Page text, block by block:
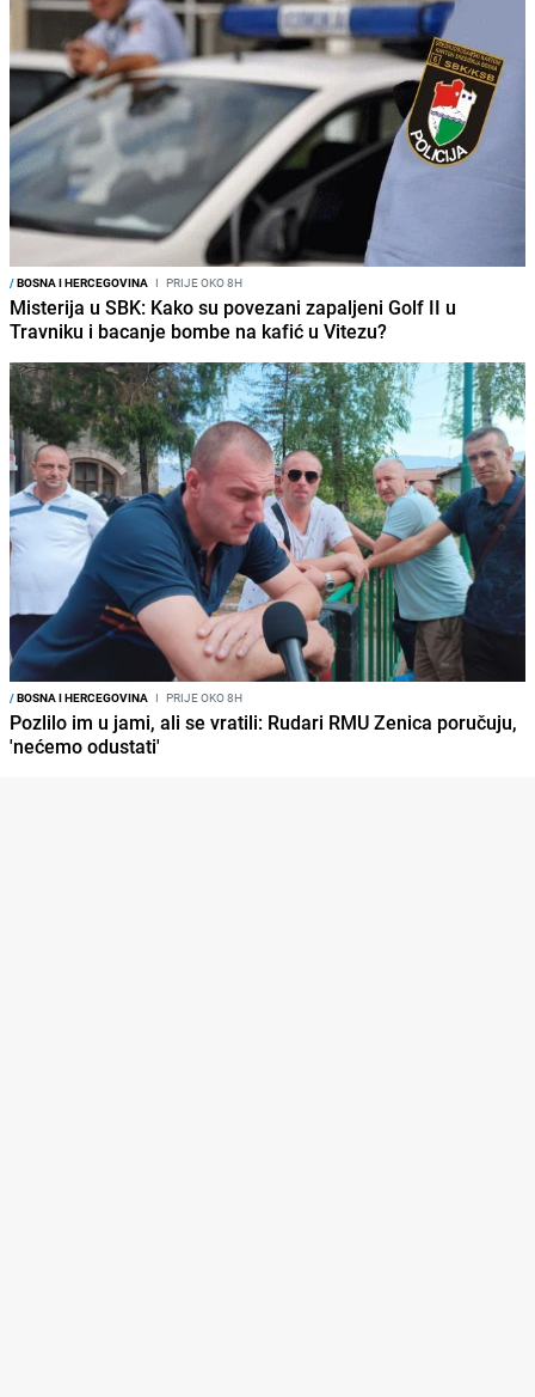
/BOSNA I HERCEGOVINA I PRIJE OKO 8H
Misterija u SBK: Kako su povezani zapaljeni Golf II u
Travniku i bacanje bombe na kafić u Vitezu?
/BOSNA I HERCEGOVINA I PRIJE OKO 8H
Pozlilo im u jami, ali se vratili: Rudari RMU Zenica poručuju,
'nećemo odustati'